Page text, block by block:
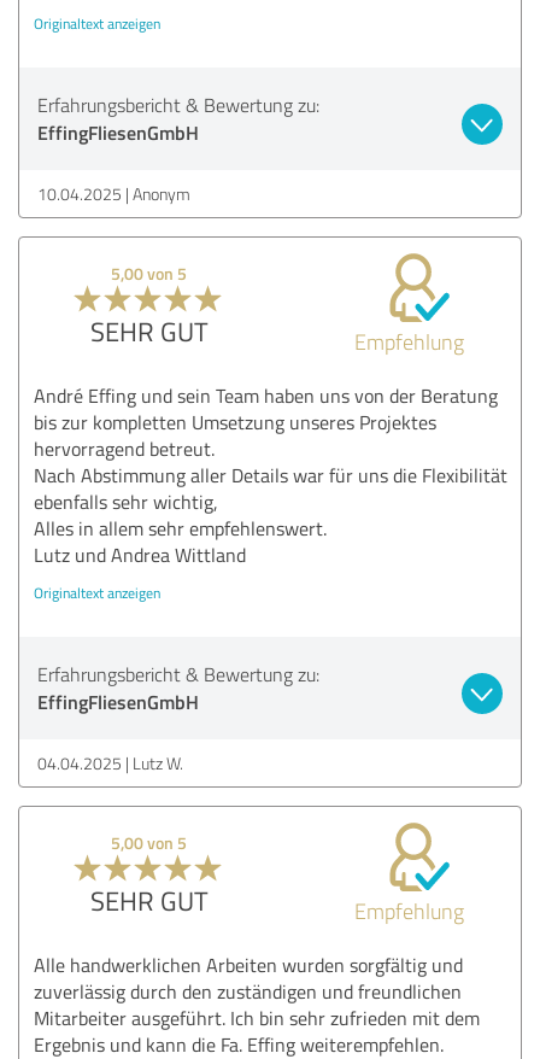
Originaltext anzeigen
Erfahrungsbericht & Bewertung zu:
EffingFliesenGmbH
10.04.2025 Anonym
5,00 von 5
SEHR GUT Empfehlung
André Effing und sein Team haben uns von der Beratung
bis zur kompletten Umsetzung unseres Projektes
hervorragend betreut.
Nach Abstimmung aller Details war für uns die Flexibilität
ebenfalls sehr wichtig,
Alles in allem sehr empfehlenswert.
Lutz und Andrea Wittland
Originaltext anzeigen
Erfahrungsbericht & Bewertung zu:
EffingFliesenGmbH
04.04.2025 Lutz W.
5,00 von 5
SEHR GUT Empfehlung
Alle handwerklichen Arbeiten wurden sorgfältig und
zuverlässig durch den zuständigen und freundlichen
Mitarbeiter ausgeführt. Ich bin sehr zufrieden mit dem
Ergebnis und kann die Fa. Effing weiterempfehlen.